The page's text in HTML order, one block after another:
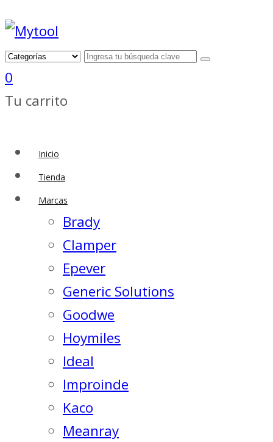
0
Tu carrito
Inicio
Tienda
Marcas
Brady
Clamper
Epever
Generic Solutions
Goodwe
Hoymiles
Ideal
Improinde
Kaco
Meanray